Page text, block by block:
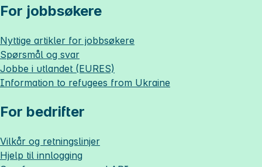
For jobbsøkere
Nyttige artikler for jobbsøkere
Spørsmål og svar
Jobbe i utlandet (EURES)
Information to refugees from Ukraine
For bedrifter
Vilkår og retningslinjer
Hjelp til innlogging